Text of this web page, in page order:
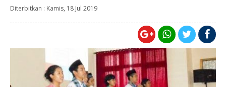
Diterbitkan : Kamis, 18 Jul 2019